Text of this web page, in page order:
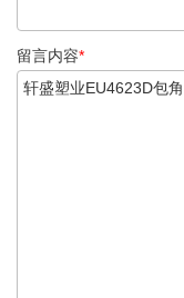
留言内容*